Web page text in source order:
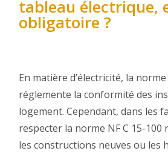
tableau électrique,
obligatoire ?
En matière d’électricité, la norme
réglemente la conformité des
logement. Cependant, dans les
respecter la norme NF C 15-100
les constructions neuves ou les